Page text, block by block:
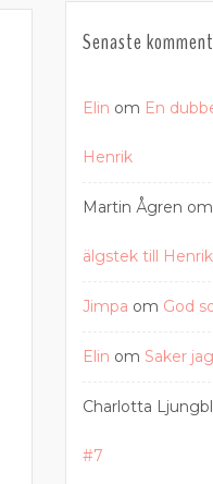
Senaste
Elin om En
Henrik
Martin Ågren om
älgstek till Henrik
Jimpa om God
Elin om Saker
Charlotta
#7